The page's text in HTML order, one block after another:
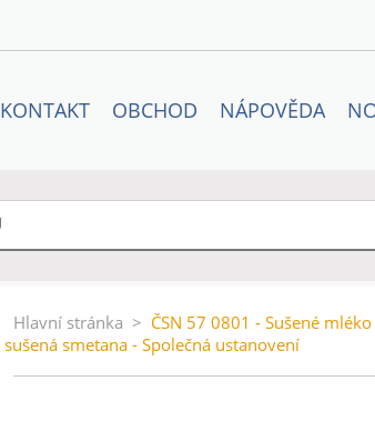
KONTAKT OBCHOD NÁPOVĚDA
Hlavní stránka > ČSN 57 0801 - Sušené mléko
sušená smetana - Společná ustanovení